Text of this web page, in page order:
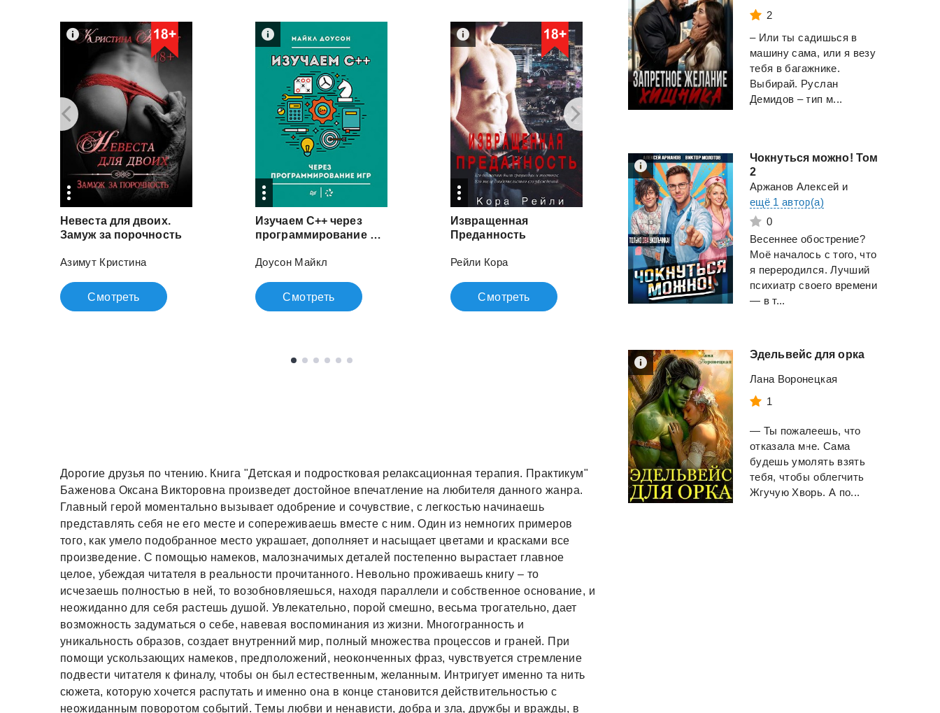
Невеста для двоих.
Замуж за порочность
Азимут Кристина
Смотреть
Изучаем C++ через
программирование игр
Доусон Майкл
Смотреть
Извращенная
Преданность
Рейли Кора
Смотреть
Поход. Роман Алексея
Осадчука
Magic Dome Books
Смотреть
Белый Кот, Том I
Жоу Жоубао Бучи
Дорогие друзья по чтению. Книга "Детская и подростковая релаксационная терапия. Практикум"
Баженова Оксана Викторовна произведет достойное впечатление на любителя данного жанра.
Главный герой моментально вызывает одобрение и сочувствие, с легкостью начинаешь
представлять себя не его месте и сопереживаешь вместе с ним. Один из немногих примеров
того, как умело подобранное место украшает, дополняет и насыщает цветами и красками все
произведение. С помощью намеков, малозначимых деталей постепенно вырастает главное
целое, убеждая читателя в реальности прочитанного. Невольно проживаешь книгу – то
исчезаешь полностью в ней, то возобновляешься, находя параллели и собственное основание, и
неожиданно для себя растешь душой. Увлекательно, порой смешно, весьма трогательно, дает
возможность задуматься о себе, навевая воспоминания из жизни. Многогранность и
уникальность образов, создает внутренний мир, полный множества процессов и граней. При
помощи ускользающих намеков, предположений, неоконченных фраз, чувствуется стремление
подвести читателя к финалу, чтобы он был естественным, желанным. Интригует именно та нить
сюжета, которую хочется распутать и именно она в конце становится действительностью с
неожиданным поворотом событий. Темы любви и ненависти, добра и зла, дружбы и вражды, в
2
– Или ты садишься в
машину сама, или я везу
тебя в багажнике.
Выбирай. Руслан
Демидов – тип м...
Чокнуться можно! Том
2
Аржанов Алексей и
ещё 1 автор(а)
0
Весеннее обострение?
Моё началось с того, что
я переродился. Лучший
психиатр своего времени
— в т...
Эдельвейс для орка
Лана Воронецкая
1
— Ты пожалеешь, что
отказала мне. Сама
будешь умолять взять
тебя, чтобы облегчить
Жгучую Хворь. А по...